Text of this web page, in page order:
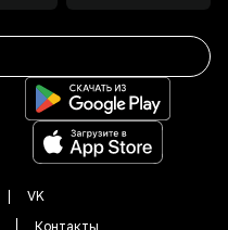
VK
Контакты